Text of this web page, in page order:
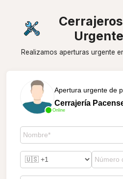
Realizamos aperturas urgente
Online
Apertura urgente de
Cerrajería